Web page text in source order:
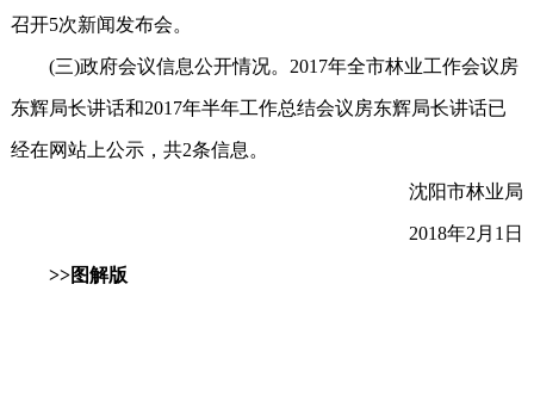
召开5次新闻发布会。
(三)政府会议信息公开情况。2017年全市林业工作会议房
东辉局长讲话和2017年半年工作总结会议房东辉局长讲话已
经在网站上公示，共2条信息。
沈阳市林业局
2018年2月1日
>>图解版